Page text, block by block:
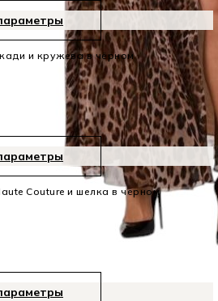
и кружева в чёрном
Couture и шелка в чёрном